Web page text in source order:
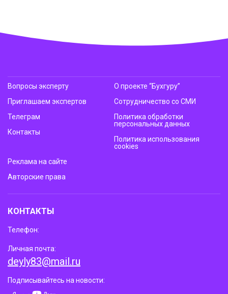
Вопросы эксперту
Приглашаем экспертов
Телеграм
Контакты
О проекте “Бухгуру”
Сотрудничество со СМИ
Политика обработки
персональных данных
Политика использования
cookies
Реклама на сайте
Авторские права
КОНТАКТЫ
Телефон:
Личная почта:
deyly83@mail.ru
Подписывайтесь на новости: